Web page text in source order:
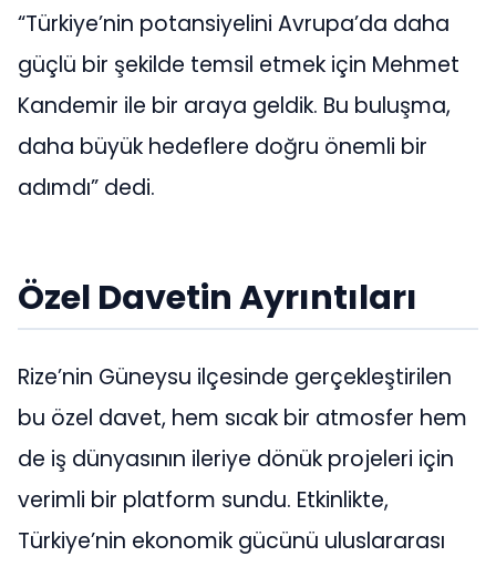
“Türkiye’nin potansiyelini Avrupa’da daha
güçlü bir şekilde temsil etmek için Mehmet
Kandemir ile bir araya geldik. Bu buluşma,
daha büyük hedeflere doğru önemli bir
adımdı” dedi.
Özel Davetin Ayrıntıları
Rize’nin Güneysu ilçesinde gerçekleştirilen
bu özel davet, hem sıcak bir atmosfer hem
de iş dünyasının ileriye dönük projeleri için
verimli bir platform sundu. Etkinlikte,
Türkiye’nin ekonomik gücünü uluslararası